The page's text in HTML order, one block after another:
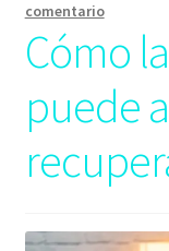
comentario
Cómo
puede